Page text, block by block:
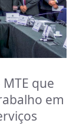
que
em